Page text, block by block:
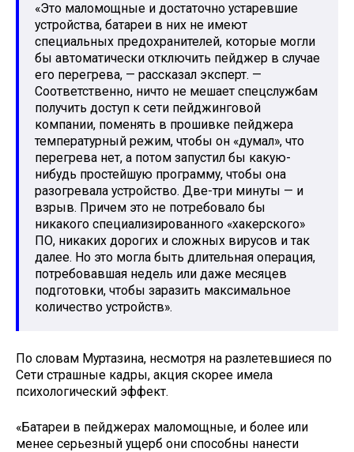
«Это маломощные и достаточно устаревшие
устройства, батареи в них не имеют
специальных предохранителей, которые могли
бы автоматически отключить пейджер в случае
его перегрева, — рассказал эксперт. —
Соответственно, ничто не мешает спецслужбам
получить доступ к сети пейджинговой
компании, поменять в прошивке пейджера
температурный режим, чтобы он «думал», что
перегрева нет, а потом запустил бы какую-
нибудь простейшую программу, чтобы она
разогревала устройство. Две-три минуты — и
взрыв. Причем это не потребовало бы
никакого специализированного «хакерского»
ПО, никаких дорогих и сложных вирусов и так
далее. Но это могла быть длительная операция,
потребовавшая недель или даже месяцев
подготовки, чтобы заразить максимальное
количество устройств».
По словам Муртазина, несмотря на разлетевшиеся по
Сети страшные кадры, акция скорее имела
психологический эффект.
«Батареи в пейджерах маломощные, и более или
менее серьезный ущерб они способны нанести